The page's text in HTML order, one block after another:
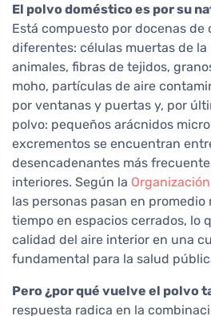
El polvo doméstico es por su
Está compuesto por docenas de
diferentes: células muertas de la
animales, fibras de tejidos,
moho, partículas de aire
por ventanas y puertas y, por
polvo: pequeños arácnidos
excrementos se encuentran
desencadenantes más
interiores. Según la
las personas pasan en promedio
tiempo en espacios cerrados, lo
calidad del aire interior en una
fundamental para la salud
Pero ¿por qué vuelve el polvo
respuesta radica en la